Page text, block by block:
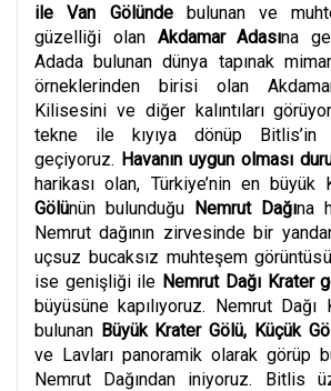
ile Van Gölündebulunan ve
güzelliği olan Akdamar Adasına
Adada bulunan dünya tapınak
örneklerinden birisi olan
Kilisesini ve diğer kalıntıları
tekne ile kıyıya dönüp Bitlis’in
geçiyoruz. Havanın uygun olması
harikası olan, Türkiye’nin en büyük
Gölünün bulunduğu Nemrut Dağına
Nemrut dağının zirvesinde bir
uçsuz bucaksız muhteşem
ise genişliği ile Nemrut Dağı Krater
büyüsüne kapılıyoruz. Nemrut
bulunan Büyük Krater Gölü, Küçük
ve Lavları panoramik olarak görüp
Nemrut Dağından iniyoruz. Bitlis